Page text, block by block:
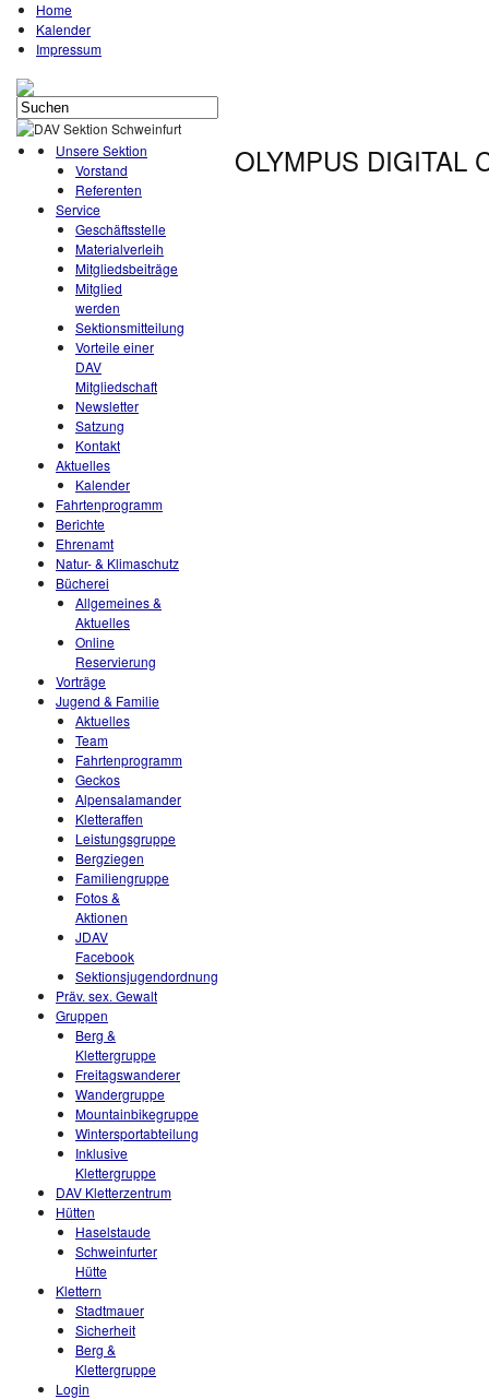
Home
Kalender
Impressum
Unsere Sektion
Vorstand
Referenten
Service
Geschäftsstelle
Materialverleih
Mitgliedsbeiträge
Mitglied
werden
Sektionsmitteilung
Vorteile einer
DAV
Mitgliedschaft
Newsletter
Satzung
Kontakt
Aktuelles
Kalender
Fahrtenprogramm
Berichte
Ehrenamt
Natur- & Klimaschutz
Bücherei
Allgemeines &
Aktuelles
Online
Reservierung
Vorträge
Jugend & Familie
Aktuelles
Team
Fahrtenprogramm
Geckos
Alpensalamander
Kletteraffen
Leistungsgruppe
Bergziegen
Familiengruppe
Fotos &
Aktionen
JDAV
Facebook
Sektionsjugendordnung
Präv. sex. Gewalt
Gruppen
Berg &
Klettergruppe
Freitagswanderer
Wandergruppe
Mountainbikegruppe
Wintersportabteilung
Inklusive
Klettergruppe
DAV Kletterzentrum
Hütten
Haselstaude
Schweinfurter
Hütte
Klettern
Stadtmauer
Sicherheit
Berg &
Klettergruppe
Login
OLYMPUS DIGITAL